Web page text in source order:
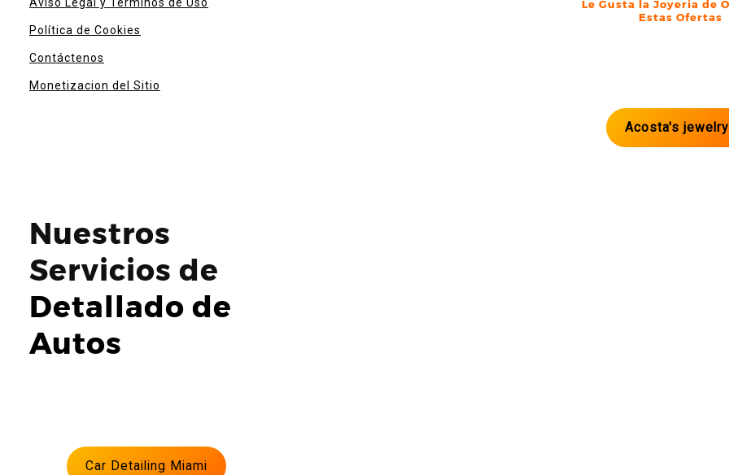
Política de Cookies
Contáctenos
Monetizacion del Sitio
Nuestros
Servicios de
Detallado de
Autos
Car Detailing Miami
Le Gusta la Joyeria de
Estas Ofertas
Acosta's